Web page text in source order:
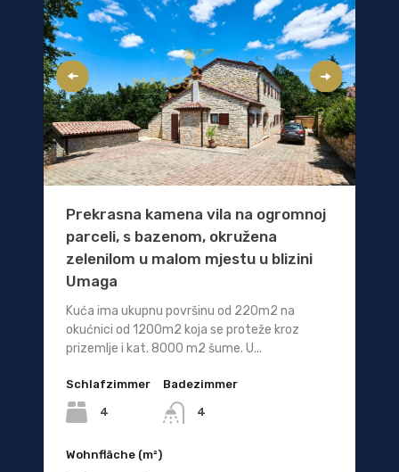
Prekrasna kamena vila na ogromnoj
parceli, s bazenom, okružena
zelenilom u malom mjestu u blizini
Umaga
Kuća ima ukupnu površinu od 220m2 na
okućnici od 1200m2 koja se proteže kroz
prizemlje i kat. 8000 m2 šume. U...
Schlafzimmer
4
Badezimmer
4
Wohnfläche (m²)